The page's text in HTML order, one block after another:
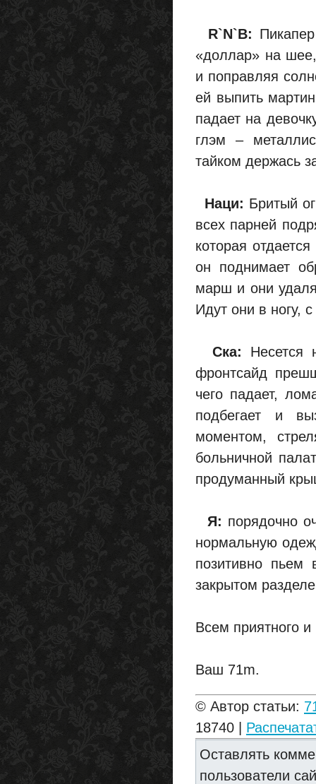
R`N`B:
«доллар» на
и поправляя
ей выпить
падает на
глэм –
тайком держась
Наци: Бритый
всех парней
которая
он поднимает
марш и они
Идут они в ногу,
Ска: Несется
фронтсайд
чего падает,
подбегает и
моментом,
больничной
продуманный
Я: порядочно
нормальную
позитивно пьем
закрытом
Всем приятного и
Ваш 71m.
© Автор статьи:
18740 |
Оставлять
пользователи